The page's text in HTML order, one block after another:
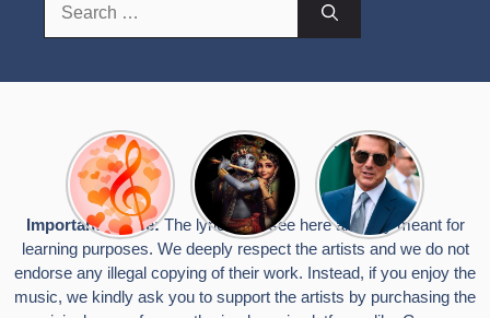
Top 10
Romantic
Hindi
Songs
Lyrics That
Touch the
Heart
Radha
Krishna
Songs to
Celebrate
Janmashtami
टॉम क्रूज ने
फिर उठाया जान
का खतरा, प्लेन
से लटककर
किया स्टंट,
वायरल हुईं
तस्वीरें
Important Notice:The lyrics you see here are only meant for
learning purposes. We deeply respect the artists and we do not
endorse any illegal copying of their work. Instead, if you enjoy the
music, we kindly ask you to support the artists by purchasing the